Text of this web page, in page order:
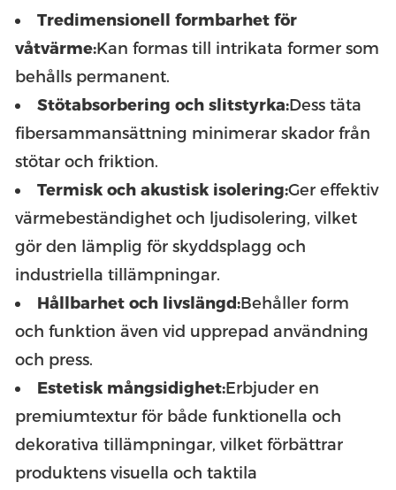
Tredimensionell formbarhet för
våtvärme:Kan formas till intrikata former som
behålls permanent.
Stötabsorbering och slitstyrka:Dess täta
fibersammansättning minimerar skador från
stötar och friktion.
Termisk och akustisk isolering:Ger effektiv
värmebeständighet och ljudisolering, vilket
gör den lämplig för skyddsplagg och
industriella tillämpningar.
Hållbarhet och livslängd:Behåller form
och funktion även vid upprepad användning
och press.
Estetisk mångsidighet:Erbjuder en
premiumtextur för både funktionella och
dekorativa tillämpningar, vilket förbättrar
produktens visuella och taktila